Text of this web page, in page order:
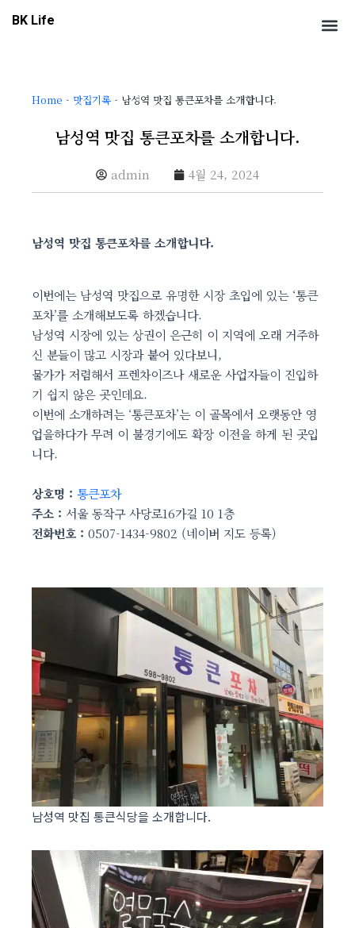
BK Life
Home - 맛집기록- 남성역 맛집 통큰포차를 소개합니다.
남성역 맛집 통큰포차를 소개합니다.
admin 4월 24, 2024
남성역 맛집 통큰포차를 소개합니다.
이번에는 남성역 맛집으로 유명한 시장 초입에 있는 ‘통큰
포차’를 소개해보도록 하겠습니다.
남성역 시장에 있는 상권이 은근히 이 지역에 오래 거주하
신 분들이 많고 시장과 붙어 있다보니,
물가가 저렴해서 프렌차이즈나 새로운 사업자들이 진입하
기 쉽지 않은 곳인데요.
이번에 소개하려는 ‘통큰포차’는 이 골목에서 오랫동안 영
업을하다가 무려 이 불경기에도 확장 이전을 하게 된 곳입
니다.
상호명 : 통큰포차
주소 : 서울 동작구 사당로16가길 10 1층
전화번호 : 0507-1434-9802 (네이버 지도 등록)
남성역 맛집 통큰식당을 소개합니다.